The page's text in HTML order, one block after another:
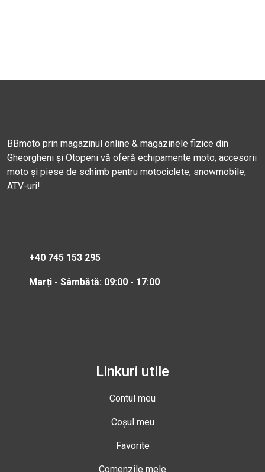
BBmoto prin magazinul online & magazinele fizice din
Gheorgheni și Otopeni vă oferă echipamente moto, accesorii
moto și piese de schimb pentru motociclete, snowmobile,
ATV-uri!
+40 745 153 295
Marți - Sâmbătă: 09:00 - 17:00
Linkuri utile
Contul meu
Coșul meu
Favorite
Comenzile mele